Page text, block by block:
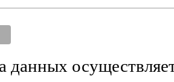
данных